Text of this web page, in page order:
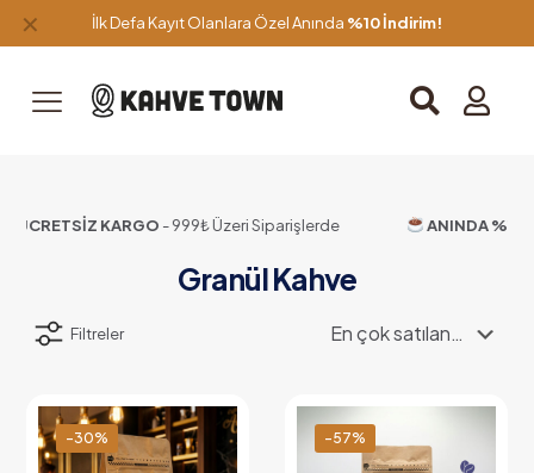
İlk Defa Kayıt Olanlara Özel Anında %10 İndirim!
✕
ÜCRETSİZ KARGO- 999₺ Üzeri Siparişlerde ANINDA %10
Granül Kahve
Filtreler
-30% -57%